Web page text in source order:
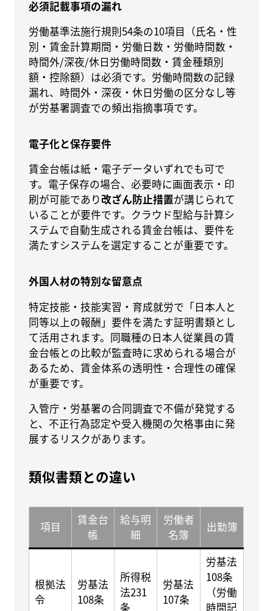
必須記載事項の漏れ
労働基準法施行規則54条の10項目（氏名・性
別・賃金計算期間・労働日数・労働時間数・
時間外/深夜/休日労働時間数・賃金種類別
額・控除額）は必須です。労働時間数の記録
漏れ、時間外・深夜・休日労働の区分なし等
が労基署調査での頻出指摘事項です。
電子化と保存要件
賃金台帳は紙・電子データいずれでも可で
す。電子保存の場合、必要時に画面表示・印
刷が可能であり改ざん防止措置が講じられて
いることが要件です。クラウド型給与計算シ
ステムで自動生成される賃金台帳は、要件を
満たすシステムを選定することが重要です。
外国人材の特別な留意点
特定技能・技能実習・育成就労で「日本人と
同等以上の報酬」要件を満たす証明書類とし
て活用されます。同職種の日本人従業員の賃
金台帳との比較が監査時に求められる場合が
あるため、賃金体系の透明性・合理性の確保
が重要です。
入管庁・労基署の合同調査で不備が発覚する
と、不正行為認定や受入機関の欠格事由に発
展するリスクがあります。
類似書類との違い
項目
賃金台
帳
給与明
細
労働者
名簿
出勤簿
根拠法
令
労基法
108条
所得税
法231
条
労基法
107条
労基法
108条
（労働
時間記